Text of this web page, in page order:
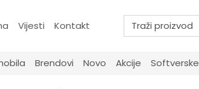
Vijesti Kontakt
Brendovi Novo Akcije